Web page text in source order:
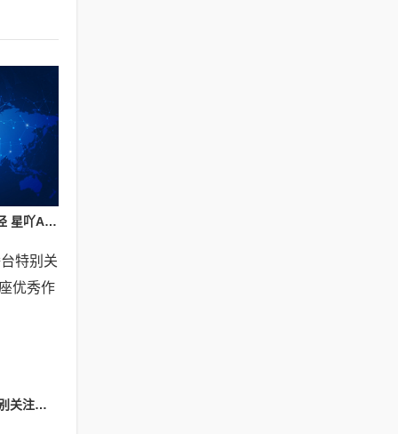
探索旧房改造行业新路径 星吖APP以数字化服务赋能上海家装提质升级
CMT百城千媒传播台特别关注：人工智能作曲讲座优秀作品展演会